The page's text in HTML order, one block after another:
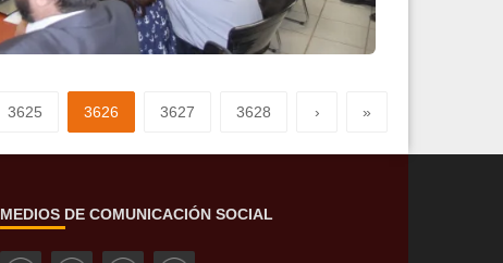
Leer más
3625 3626 3627 3628 › »
MEDIOS DE COMUNICACIÓN SOCIAL